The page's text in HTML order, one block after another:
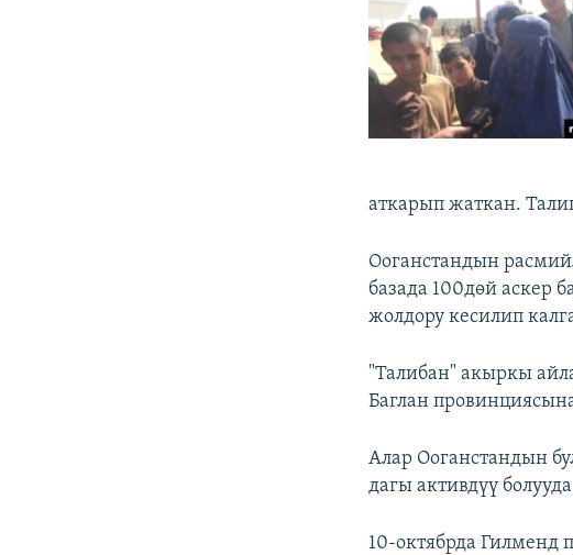
аткарып жаткан.
Ооганстандын
базада 100дөй аскер
жолдору кесилип
"Талибан" акыркы
Баглан
Алар Ооганстандын
дагы активдүү
10-октябрда